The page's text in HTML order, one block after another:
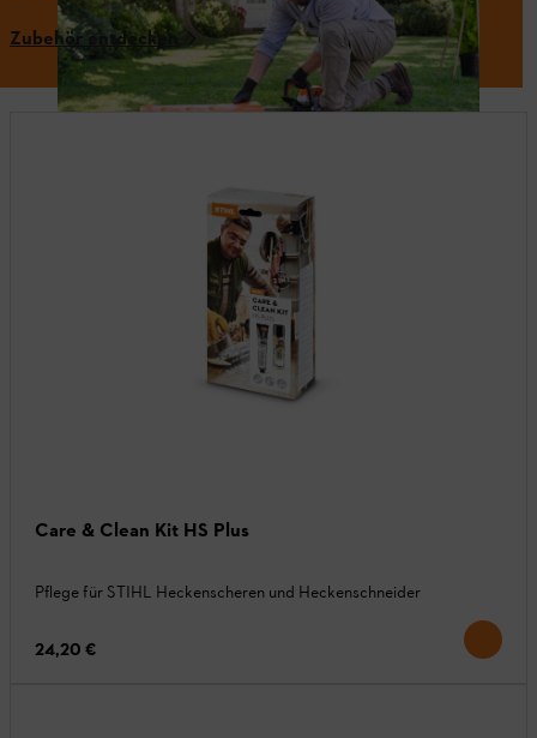
Zubehör entdecken
Care & Clean Kit HS Plus
Pflege für STIHL Heckenscheren und Heckenschneider
24,20 €